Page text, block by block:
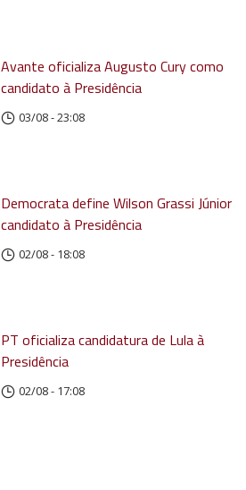
Avante oficializa Augusto Cury como
candidato à Presidência
03/08 - 23:08
Democrata define Wilson Grassi Júnior
candidato à Presidência
02/08 - 18:08
PT oficializa candidatura de Lula à
Presidência
02/08 - 17:08